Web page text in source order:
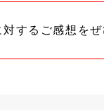
対するご感想をぜ